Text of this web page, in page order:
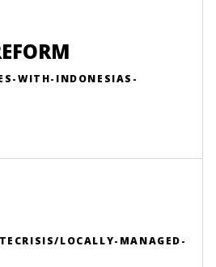
WITH-INDONESIAS-
LOCALLY-MANAGED-